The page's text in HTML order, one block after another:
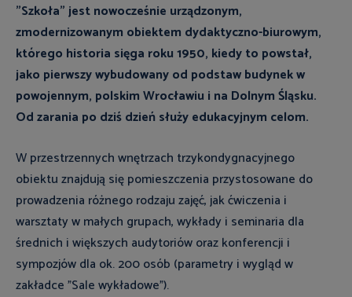
"Szkoła" jest nowocześnie urządzonym,
zmodernizowanym obiektem dydaktyczno-biurowym,
którego historia sięga roku 1950, kiedy to powstał,
jako pierwszy wybudowany od podstaw budynek w
powojennym, polskim Wrocławiu i na Dolnym Śląsku.
Od zarania po dziś dzień służy edukacyjnym celom.
W przestrzennych wnętrzach trzykondygnacyjnego
obiektu znajdują się pomieszczenia przystosowane do
prowadzenia różnego rodzaju zajęć, jak ćwiczenia i
warsztaty w małych grupach, wykłady i seminaria dla
średnich i większych audytoriów oraz konferencji i
sympozjów dla ok. 200 osób (parametry i wygląd w
zakładce "Sale wykładowe").